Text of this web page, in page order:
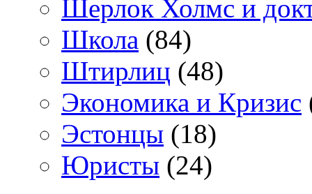
Шерлок Холмс и
Школа (84)
Штирлиц (48)
Экономика и Кризис
Эстонцы (18)
Юристы (24)